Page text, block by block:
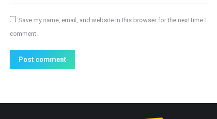
Save my name, email, and website in this browser for the next time I
comment.
Post comment